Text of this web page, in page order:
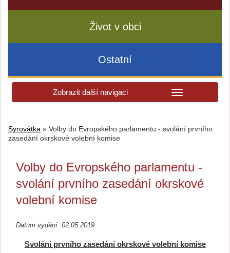
Život v obci
Ostatní
Zobrazit další navigaci
Syrovátka » Volby do Evropského parlamentu - svolání prvního
zasedání okrskové volební komise
Volby do Evropského parlamentu -
svolání prvního zasedání okrskové
volební komise
Datum vydání: 02.05.2019
Svolání prvního zasedání okrskové volební komise